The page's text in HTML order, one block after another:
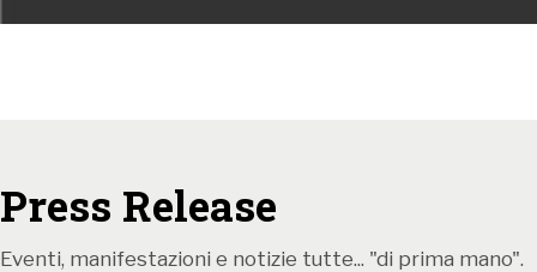
Press Release
Eventi, manifestazioni e notizie tutte... "di prima mano".